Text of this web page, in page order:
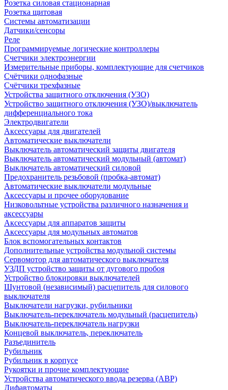
Розетка силовая стационарная
Розетка щитовая
Системы автоматизации
Датчики/сенсоры
Реле
Программируемые логические контроллеры
Счетчики электроэнергии
Измерительные приборы, комплектующие для счетчиков
Счётчики однофазные
Счётчики трехфазные
Устройства защитного отключения (УЗО)
Устройство защитного отключения (УЗО)/выключатель
дифференциального тока
Электродвигатели
Аксессуары для двигателей
Автоматические выключатели
Выключатель автоматический защиты двигателя
Выключатель автоматический модульный (автомат)
Выключатель автоматический силовой
Предохранитель резьбовой (пробка-автомат)
Автоматические выключатели модульные
Аксессуары и прочее оборудование
Низковольтные устройства различного назначения и
аксессуары
Аксессуары для аппаратов защиты
Аксессуары для модульных автоматов
Блок вспомогательных контактов
Дополнительные устройства модульной системы
Сервомотор для автоматического выключателя
УЗДП устройство защиты от дугового пробоя
Устройство блокировки выключателей
Шунтовой (независимый) расцепитель для силового
выключателя
Выключатели нагрузки, рубильники
Выключатель-переключатель модульный (расцепитель)
Выключатель-переключатель нагрузки
Концевой выключатель, переключатель
Разъединитель
Рубильник
Рубильник в корпусе
Рукоятки и прочие комплектующие
Устройства автоматического ввода резерва (АВР)
Дифавтоматы